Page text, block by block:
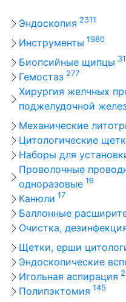
Эндоскопия 2311
Инструменты 1980
Биопсийные щипцы
Гемостаз 277
Хирургия желчных
поджелудочной
Механические
Цитологические
Наборы для
Проволочные
одноразовые 19
Канюли 17
Баллонные
Очистка,
Щетки, ерши
Эндоскопические
Игольная аспирация
Полипэктомия 145